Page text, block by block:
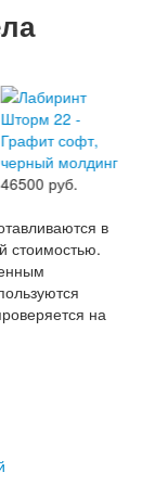
46500 руб.
в
стоимостью.
на